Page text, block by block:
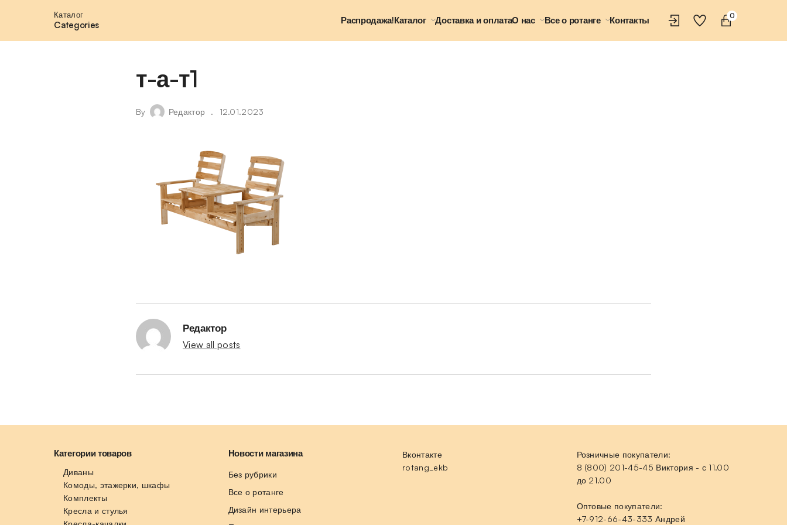
Каталог
Categories Распродажа!Каталог Доставка и оплатаО нас Все о ротанге Контакты 0
т-а-т1
By Редактор 12.01.2023
Редактор
View all posts
Категории товаров
Диваны
Комоды, этажерки, шкафы
Комплекты
Кресла и стулья
Новости магазина
Без рубрики
Все о ротанге
Дизайн интерьера
Вконтакте
rotang_ekb
Розничные покупатели:
8 (800) 201-45-45 Виктория - с 11.00
до 21.00
Оптовые покупатели:
+7-912-66-43-333 Андрей